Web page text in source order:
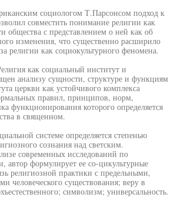
социологом Т.Парсонсом подход к
совместить понимание религии как
общества с представлением о ней как об
изменения, что существенно расширило
религии как социокультурного феномена.
как социальный институт и
анализу сущности, структуре и функциям
церкви как устойчивого комплекса
правил, принципов, норм,
функционирования которого определяется
в священном.
системе определяется степенью
сознания над светским.
современных исследований по
автор формулирует ее со-цикультурные
религиозной практики с предельными,
человеческого существования; веру в
символизм; универсальность.